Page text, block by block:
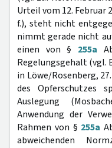
Urteil vom 12. Februar
f.), steht nicht
nimmt gerade nicht
einen von § 255a
Regelungsgehalt (vgl.
in Löwe/Rosenberg,
des Opferschutzes
Auslegung
Anwendung der
Rahmen von § 255a
abweichenden